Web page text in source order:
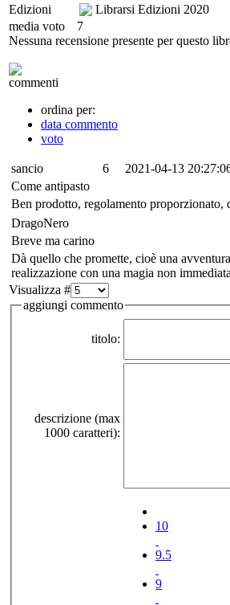
Edizioni
Librarsi Edizioni 2020
media voto
7
Nessuna recensione presente per questo
commenti
ordina per:
data commento
voto
sancio 6
2021-04-13
Come antipasto
Ben prodotto, regolamento proporzionato,
DragoNero
Breve ma carino
Dà quello che promette, cioè una
realizzazione con una magia non
Visualizza #
aggiungi commento
titolo:
descrizione (max
1000 caratteri):
10
9.5
9